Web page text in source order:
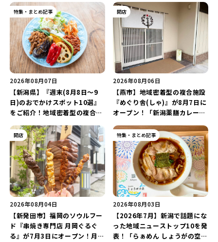
特集・まとめ記事
2026年08月07日
【新潟県】『週末(8月8日～9
日)のおでかけスポット10選』
をご紹介！地域密着型の複合施
ナ丸大新潟のサマーフェスタ
2026」がおすすめ♪
開店
2026年08月06日
【燕市】地域密着型の複合施設
『めぐり舎(しゃ)』が8月7日に
オープン！「新潟薬膳カレー
メニューや漆喰アートを楽しも
う♪
開店
2026年08月04日
【新発田市】福岡のソウルフー
ド『串焼き専門店 月岡ぐるぐ
る』が7月3日にオープン！月岡
特集・まとめ記事
2026年08月03日
【2026年7月】新潟で話題にな
った地域ニューストップ10を発
表！「らぁめん しょうがの空」